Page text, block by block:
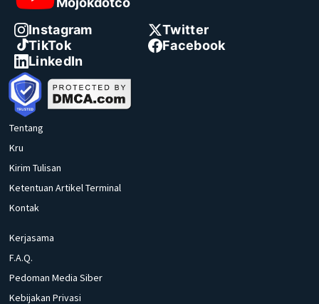
Instagram
Twitter
TikTok
Facebook
LinkedIn
Tentang
Kru
Kirim Tulisan
Ketentuan Artikel Terminal
Kontak
Kerjasama
F.A.Q.
Pedoman Media Siber
Kebijakan Privasi